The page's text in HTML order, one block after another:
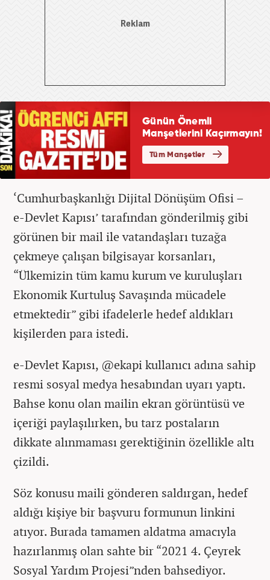
‘Cumhurbaşkanlığı Dijital Dönüşüm Ofisi –
e-Devlet Kapısı’ tarafından gönderilmiş gibi
görünen bir mail ile vatandaşları tuzağa
çekmeye çalışan bilgisayar korsanları,
“Ülkemizin tüm kamu kurum ve kuruluşları
Ekonomik Kurtuluş Savaşında mücadele
etmektedir” gibi ifadelerle hedef aldıkları
kişilerden para istedi.
e-Devlet Kapısı, @ekapi kullanıcı adına sahip
resmi sosyal medya hesabından uyarı yaptı.
Bahse konu olan mailin ekran görüntüsü ve
içeriği paylaşılırken, bu tarz postaların
dikkate alınmaması gerektiğinin özellikle altı
çizildi.
Söz konusu maili gönderen saldırgan, hedef
aldığı kişiye bir başvuru formunun linkini
atıyor. Burada tamamen aldatma amacıyla
hazırlanmış olan sahte bir “2021 4. Çeyrek
Sosyal Yardım Projesi”nden bahsediyor.